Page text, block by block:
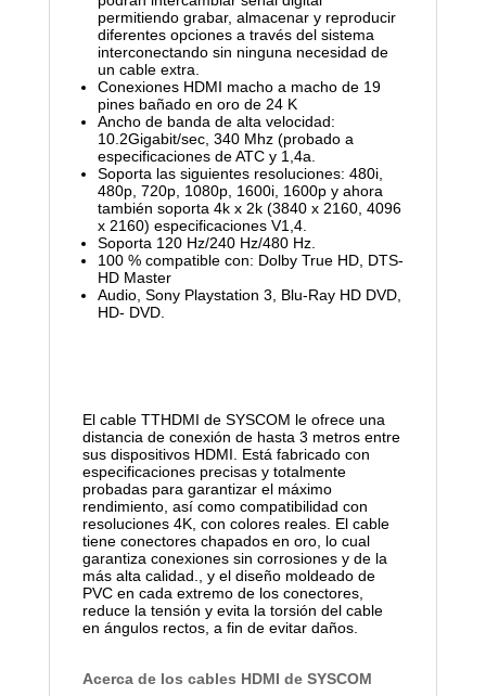
permitiendo grabar, almacenar y reproducir
diferentes opciones a través del sistema
interconectando sin ninguna necesidad de
un cable extra.
Conexiones HDMI macho a macho de 19
pines bañado en oro de 24 K
Ancho de banda de alta velocidad:
10.2Gigabit/sec, 340 Mhz (probado a
especificaciones de ATC y 1,4a.
Soporta las siguientes resoluciones: 480i,
480p, 720p, 1080p, 1600i, 1600p y ahora
también soporta 4k x 2k (3840 x 2160, 4096
x 2160) especificaciones V1,4.
Soporta 120 Hz/240 Hz/480 Hz.
100 % compatible con: Dolby True HD, DTS-
HD Master
Audio, Sony Playstation 3, Blu-Ray HD DVD,
HD- DVD.
El cable TTHDMI de SYSCOM le ofrece una
distancia de conexión de hasta 3 metros entre
sus dispositivos HDMI. Está fabricado con
especificaciones precisas y totalmente
probadas para garantizar el máximo
rendimiento, así como compatibilidad con
resoluciones 4K, con colores reales. El cable
tiene conectores chapados en oro, lo cual
garantiza conexiones sin corrosiones y de la
más alta calidad., y el diseño moldeado de
PVC en cada extremo de los conectores,
reduce la tensión y evita la torsión del cable
en ángulos rectos, a fin de evitar daños.
Acerca de los cables HDMI de SYSCOM